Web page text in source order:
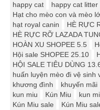
happy cat
happy cat litter
Hạt cho mèo con và mèo
hạt royal canin
HÈ RỰC
HÈ RỰC RỠ LAZADA
HOÀN XU SHOPEE 5.5
Hội sale SHOPEE 25.10
HỘI SALE TIÊU DÙNG
huấn luyện mèo đi vệ sinh
khương đình
khuyến mãi
kun miu
Kún Miu kun
Kún Miu sale
Kún Miu